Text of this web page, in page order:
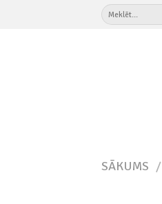
Meklēt:
SĀKUMS /